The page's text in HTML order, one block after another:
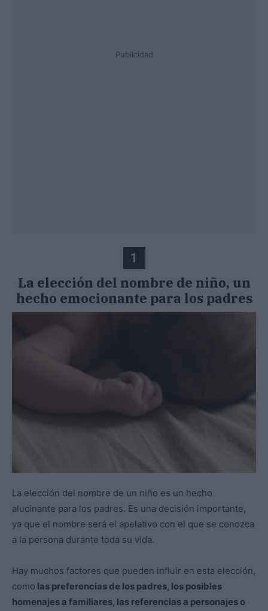
Publicidad
1
La elección del nombre de niño, un
hecho emocionante para los padres
La elección del nombre de un niño es un hecho
alucinante para los padres. Es una decisión importante,
ya que el nombre será el apelativo con el que se conozca
a la persona durante toda su vida.
Hay muchos factores que pueden influir en esta elección,
como las preferencias de los padres, los posibles
homenajes a familiares, las referencias a personajes o